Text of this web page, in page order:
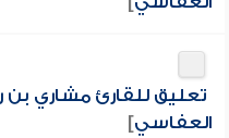
تعليق للقارئ مشاري بن
العفاسي]